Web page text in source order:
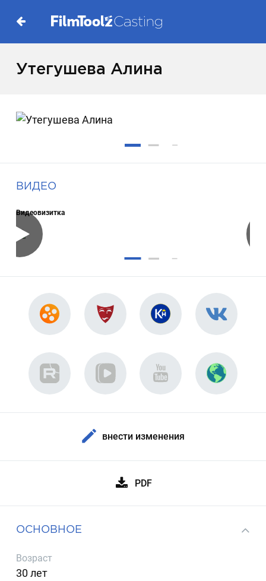
Утегушева Алина
ВИДЕО
Видеовизитка
внести изменения
PDF
ОСНОВНОЕ
Возраст
30 лет